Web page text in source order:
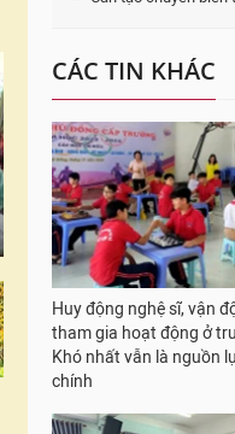
CÁC TIN KHÁC
Huy động nghệ sĩ, vận
tham gia hoạt động ở
Khó nhất vẫn là nguồn
chính